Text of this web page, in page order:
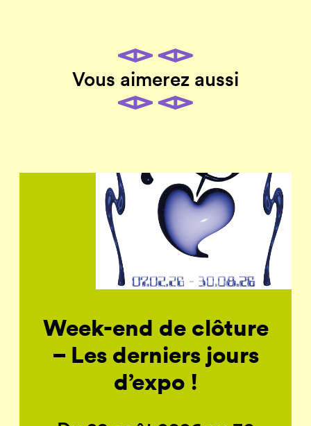
Vous aimerez aussi
Week-end de clôture
– Les derniers jours
d’expo !